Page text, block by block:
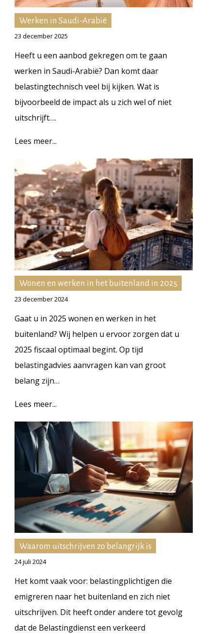
Werken in Saudi-Arabië
23 december 2025
Heeft u een aanbod gekregen om te gaan
werken in Saudi-Arabië? Dan komt daar
belastingtechnisch veel bij kijken. Wat is
bijvoorbeeld de impact als u zich wel of niet
uitschrijft….
Lees meer...
Wonen en werken in het buitenland in 2025
23 december 2024
Gaat u in 2025 wonen en werken in het
buitenland? Wij helpen u ervoor zorgen dat u
2025 fiscaal optimaal begint. Op tijd
belastingadvies aanvragen kan van groot
belang zijn…
Lees meer...
Waarom uitschrijven zo belangrijk is
24 juli 2024
Het komt vaak voor: belastingplichtigen die
emigreren naar het buitenland en zich niet
uitschrijven. Dit heeft onder andere tot gevolg
dat de Belastingdienst een verkeerd